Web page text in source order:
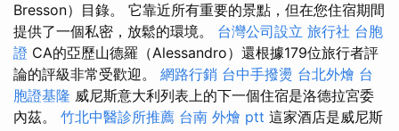
Bresson）目錄。 它靠近所有重要的景點，但在您住宿期間
提供了一個私密，放鬆的環境。 台灣公司設立 旅行社 台胞
證 CA的亞歷山德羅（Alessandro）還根據179位旅行者評
論的評級非常受歡迎。 網路行銷 台中手撥燙 台北外燴 台
胞證基隆 威尼斯意大利列表上的下一個住宿是洛德拉宮委
內茲。 竹北中醫診所推薦 台南 外燴 ptt 這家酒店是威尼斯